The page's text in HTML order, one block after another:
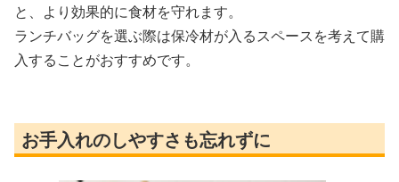
と、より効果的に食材を守れます。
ランチバッグを選ぶ際は保冷材が入るスペースを考えて購
入することがおすすめです。
お手入れのしやすさも忘れずに